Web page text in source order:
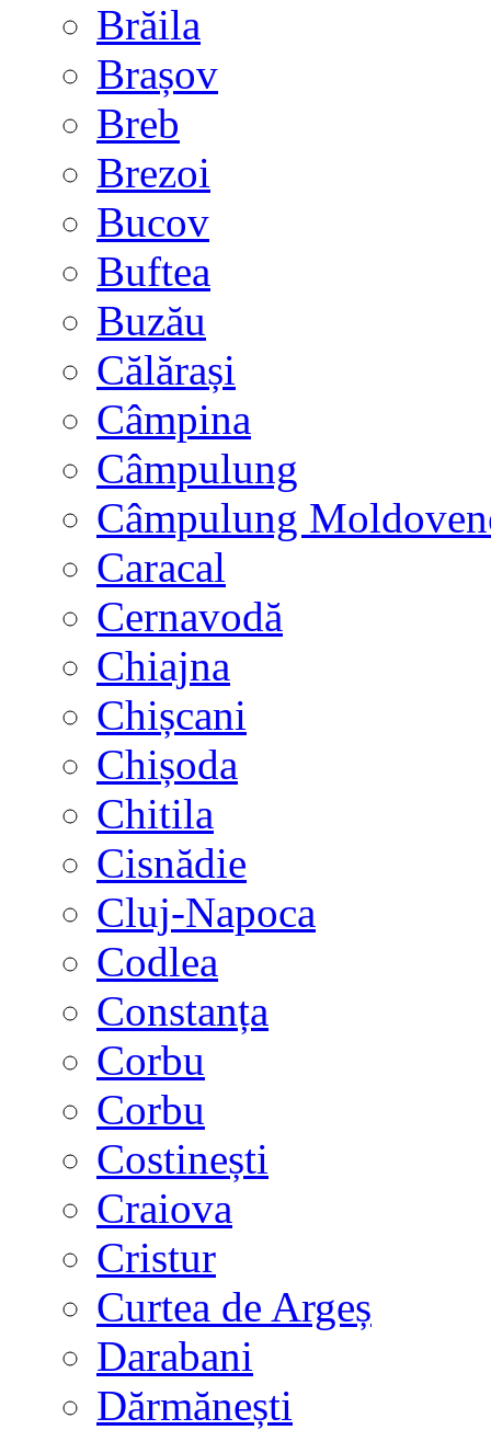
Brăila
Brașov
Breb
Brezoi
Bucov
Buftea
Buzău
Călărași
Câmpina
Câmpulung
Câmpulung
Caracal
Cernavodă
Chiajna
Chișcani
Chișoda
Chitila
Cisnădie
Cluj-Napoca
Codlea
Constanța
Corbu
Corbu
Costinești
Craiova
Cristur
Curtea de Argeș
Darabani
Dărmănești